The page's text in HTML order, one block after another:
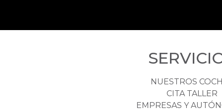
NUESTROS
CITA TALLER
EMPRESAS Y